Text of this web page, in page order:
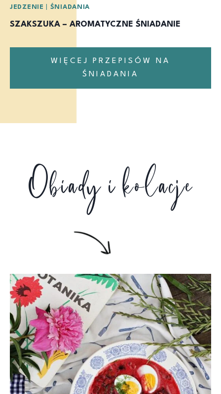
JEDZENIE ŚNIADANIA
SZAKSZUKA – AROMATYCZNE ŚNIADANIE
WIĘCEJ PRZEPISÓW NA
ŚNIADANIA
Obiady i kolacje